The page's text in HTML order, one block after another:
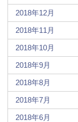
2018年12月
2018年11月
2018年10月
2018年9月
2018年8月
2018年7月
2018年6月